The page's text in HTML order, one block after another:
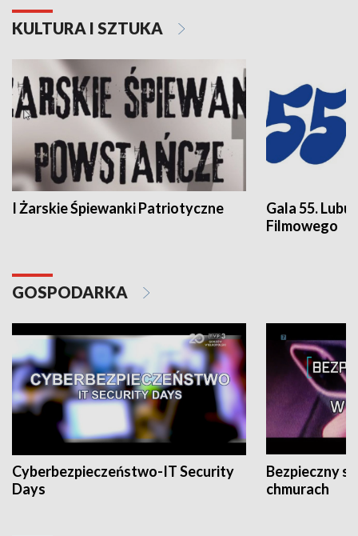
KULTURA I SZTUKA
I Żarskie Śpiewanki Patriotyczne
Gala 55.
Filmowego
GOSPODARKA
Cyberbezpieczeństwo-IT Security
Days
Bezpieczny
chmurach